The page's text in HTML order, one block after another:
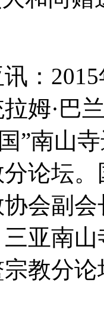
2015
姆·巴
”南山
论坛
会副
亚南
教分